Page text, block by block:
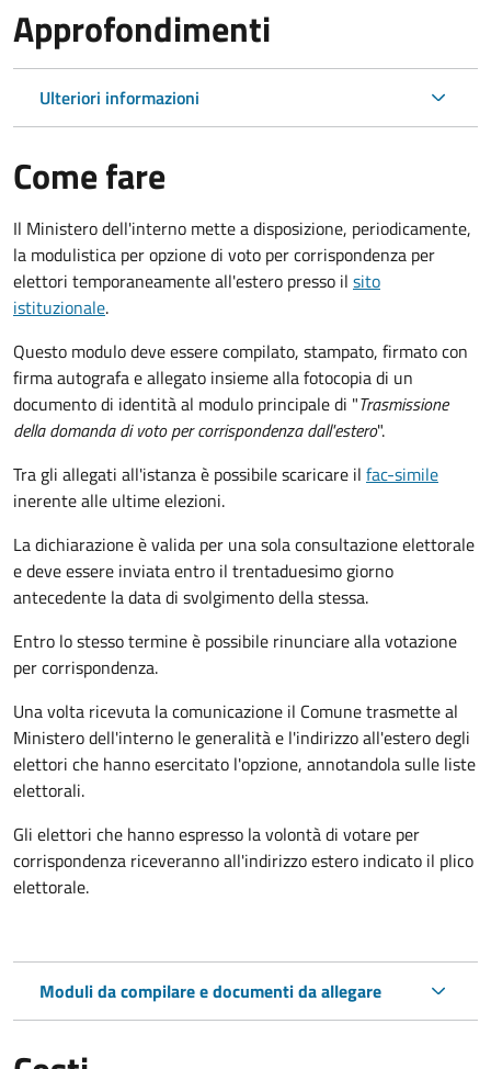
Approfondimenti
Ulteriori informazioni
Come fare
Il Ministero dell'interno mette a disposizione, periodicamente,
la modulistica per opzione di voto per corrispondenza per
elettori temporaneamente all'estero presso il sito
istituzionale.
Questo modulo deve essere compilato, stampato, firmato con
firma autografa e allegato insieme alla fotocopia di un
documento di identità al modulo principale di "Trasmissione
della domanda di voto per corrispondenza dall'estero".
Tra gli allegati all'istanza è possibile scaricare il fac-simile
inerente alle ultime elezioni.
La dichiarazione è valida per una sola consultazione elettorale
e deve essere inviata entro il trentaduesimo giorno
antecedente la data di svolgimento della stessa.
Entro lo stesso termine è possibile rinunciare alla votazione
per corrispondenza.
Una volta ricevuta la comunicazione il Comune trasmette al
Ministero dell'interno le generalità e l'indirizzo all'estero degli
elettori che hanno esercitato l'opzione, annotandola sulle liste
elettorali.
Gli elettori che hanno espresso la volontà di votare per
corrispondenza riceveranno all'indirizzo estero indicato il plico
elettorale.
Moduli da compilare e documenti da allegare